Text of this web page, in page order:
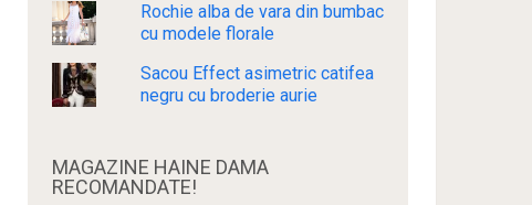
Rochie alba de vara din bumbac
cu modele florale
Sacou Effect asimetric catifea
negru cu broderie aurie
MAGAZINE HAINE DAMA
RECOMANDATE!